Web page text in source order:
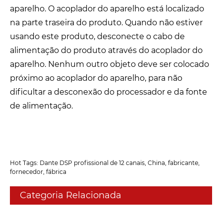
aparelho. O acoplador do aparelho está localizado
na parte traseira do produto. Quando não estiver
usando este produto, desconecte o cabo de
alimentação do produto através do acoplador do
aparelho. Nenhum outro objeto deve ser colocado
próximo ao acoplador do aparelho, para não
dificultar a desconexão do processador e da fonte
de alimentação.
Hot Tags: Dante DSP profissional de 12 canais, China, fabricante,
fornecedor, fábrica
Categoria Relacionada